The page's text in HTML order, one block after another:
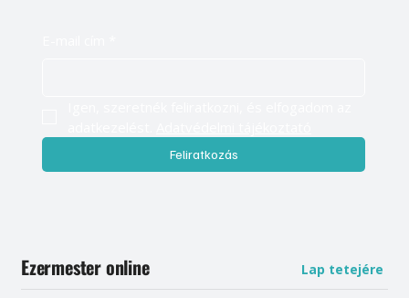
Feliratkozás
Ezermester online Lap tetejére